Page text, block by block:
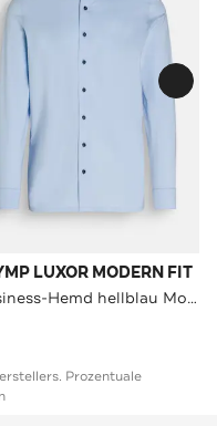
LUXOR MODERN FIT
Business-Hemd hellblau Modern Fit
Prozentuale